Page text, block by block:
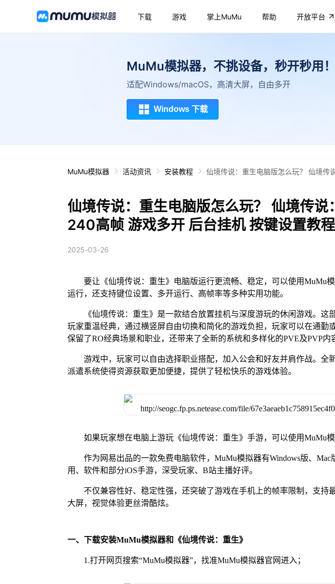
下载 游戏 掌上MuMu 帮助 开放平台
MuMu模拟器，不挑设备，秒开秒用！
适配Windows/macOS，高清大屏，自由多开
Windows 下载
MuMu模拟器 活动资讯 安装教程 仙境传说：重生电脑版怎么玩？ 仙境传
仙境传说：重生电脑版怎么玩？ 仙境传说
240高帧 游戏多开 后台挂机 按键设置教程
2025-03-26
要让《仙境传说：重生》电脑版运行更流畅、稳定，可以使用MuMu
运行，还支持键位设置、多开运行、高帧率等多种实用功能。
《仙境传说：重生》是一款结合放置挂机与深度游玩的休闲游戏。这
玩家重温经典，通过横竖屏自由切换和简化的游戏负担，玩家可以在通勤
保留了RO经典场景和职业，还带来了全新的系统和多样化的PVE及PVP内
游戏中，玩家可以自由选择职业搭配，加入公会和好友并肩作战。全
派遣系统使得资源获取更加便捷，提供了轻松快乐的游戏体验。
如果玩家想在电脑上游玩《仙境传说：重生》手游，可以使用MuMu模
作为网易出品的一款免费电脑软件，MuMu模拟器有Windows版、
用、软件和部分iOS手游，深受玩家、B站主播好评。
不仅兼容性好、稳定性强，还突破了游戏在手机上的帧率限制，支持
大屏，视觉体验更丝滑酷炫。
一、下载安装MuMu模拟器和《仙境传说：重生》
1.打开网页搜索“MuMu模拟器”，找准MuMu模拟器官网进入；